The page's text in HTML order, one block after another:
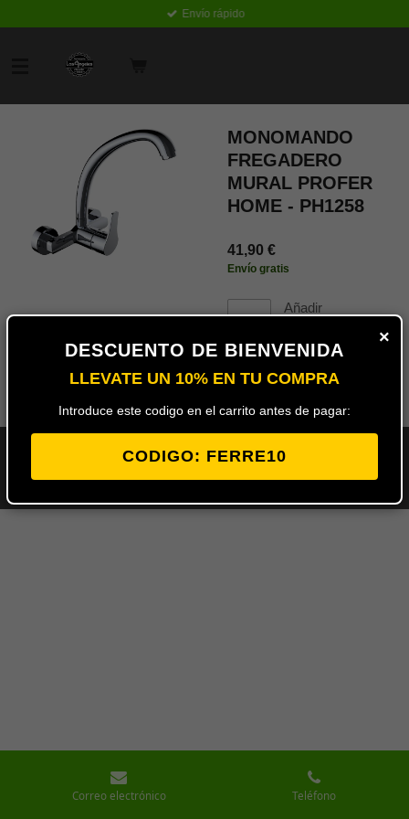
Envío rápido
MONOMANDO
FREGADERO
MURAL PROFER
HOME - PH1258
41,90 €
Envío gratis
Añadir
carrito
© 2024 - 2026 Ferretería Los Ángeles
Con la tecnología deWebador
Correo electrónico Teléfono
×
DESCUENTO DE BIENVENIDA
LLEVATE UN 10% EN TU COMPRA
Introduce este codigo en el carrito antes de pagar:
CODIGO: FERRE10